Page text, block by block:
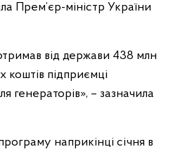
Прем’єр-міністр України
від держави 438 млн
підприємці
генераторів», – зазначила
наприкінці січня в